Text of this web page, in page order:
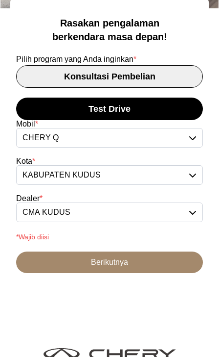
Rasakan pengalaman
berkendara masa depan!
Pilih program yang Anda inginkan*
Konsultasi Pembelian
Test Drive
Mobil *
CHERY Q
Kota*
KABUPATEN KUDUS
Dealer*
CMA KUDUS
*Wajib diisi
Berikutnya